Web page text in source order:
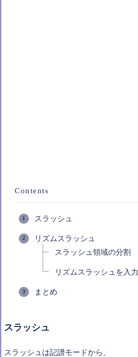
Contents
スラッシュ
リズムスラッシュ
スラッシュ領域の分割
リズムスラッシュを入力
まとめ
スラッシュ
スラッシュは記譜モードから、